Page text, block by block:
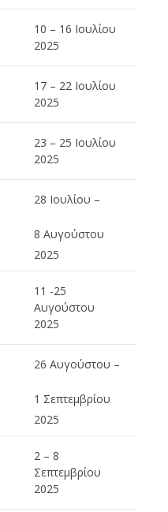
10 – 16 Ιουλίου
2025
17 – 22 Ιουλίου
2025
23 – 25 Ιουλίου
2025
28 Ιουλίου –
8 Αυγούστου
2025
11 -25
Αυγούστου
2025
26 Αυγούστου –
1 Σεπτεμβρίου
2025
2 – 8
Σεπτεμβρίου
2025